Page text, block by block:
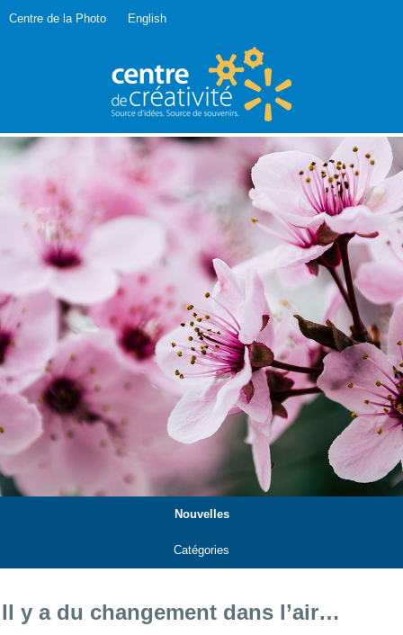
Centre de la Photo English
Nouvelles
Catégories
Il y a du changement dans l’air…